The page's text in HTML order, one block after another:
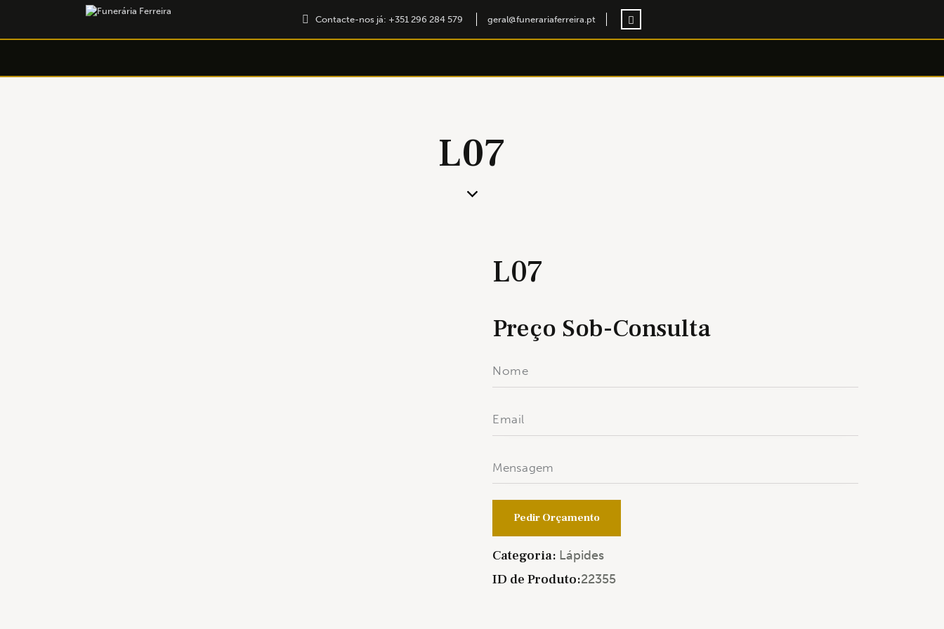
Contacte-nos já: +351 296 284 579 geral@funerariaferreira.pt
L07
L07
Preço Sob-Consulta
Pedir Orçamento
Categoria: Lápides
ID de Produto:22355